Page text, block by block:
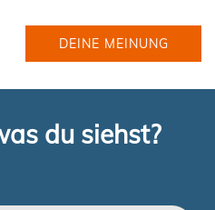
DEINE MEINUNG
du siehst?